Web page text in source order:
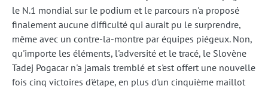
le N.1 mondial sur le podium et le parcours n'a proposé
finalement aucune difficulté qui aurait pu le surprendre,
même avec un contre-la-montre par équipes piégeux. Non,
qu'importe les éléments, l'adversité et le tracé, le Slovène
Tadej Pogacar n'a jamais tremblé et s'est offert une nouvelle
fois cinq victoires d'étape, en plus d'un cinquième maillot